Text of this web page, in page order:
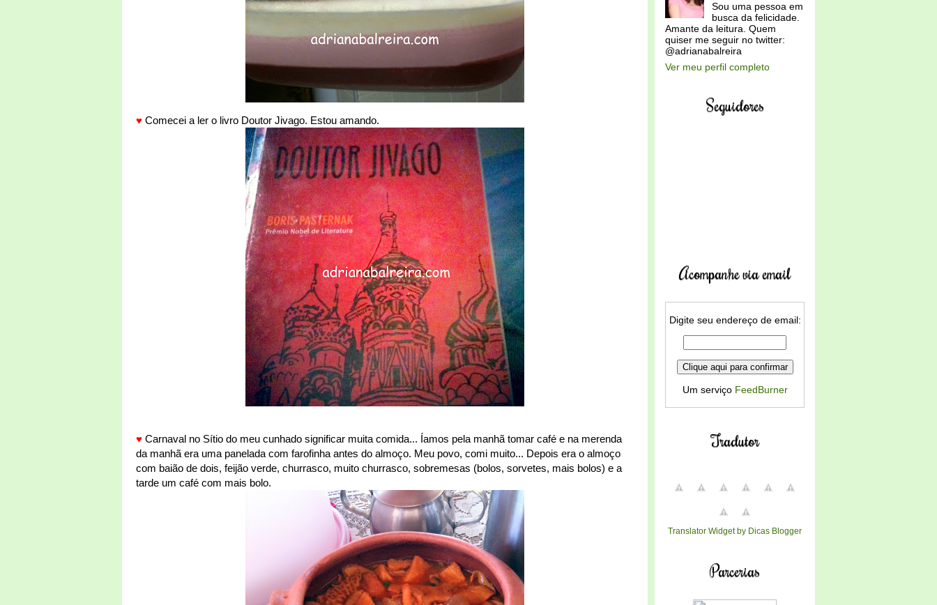
♥ Comecei a ler o livro Doutor Jivago. Estou amando.
♥ Carnaval no Sítio do meu cunhado significar muita comida... Íamos pela manhã tomar café e na merenda
da manhã era uma panelada com farofinha antes do almoço. Meu povo, comi muito... Depois era o almoço
com baião de dois, feijão verde, churrasco, muito churrasco, sobremesas (bolos, sorvetes, mais bolos) e a
tarde um café com mais bolo.
Sou uma pessoa em
busca da felicidade.
Amante da leitura. Quem
quiser me seguir no twitter:
@adrianabalreira
Ver meu perfil completo
Seguidores
Acompanhe via email
Digite seu endereço de email:
Um serviço FeedBurner
Tradutor
Translator Widget by Dicas Blogger
Parcerias